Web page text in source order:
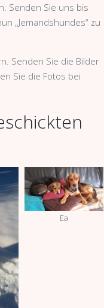
Senden Sie uns bis
„Jemandshundes“ zu
Senden Sie die Bilder
Sie die Fotos bei
Ea